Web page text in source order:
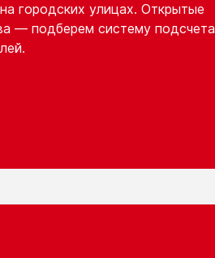
городских улицах. Открытые
— подберем систему подсчета